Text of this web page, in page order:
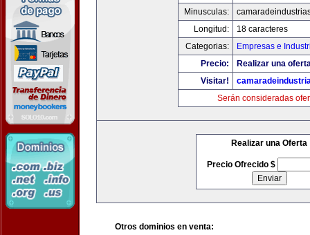
Minusculas:
Longitud:
18 caracteres
Categorias:
Empresas e
Precio:
Realizar una
Visitar!
Serán consideradas
Realizar una Oferta
Precio Ofrecido $
Otros dominios en venta: